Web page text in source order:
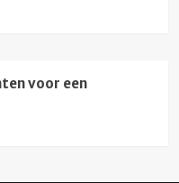
voor een